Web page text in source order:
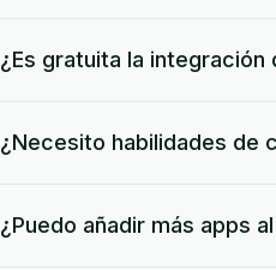
¿Es gratuita la
¿Necesito habilidades de
¿Puedo añadir más apps